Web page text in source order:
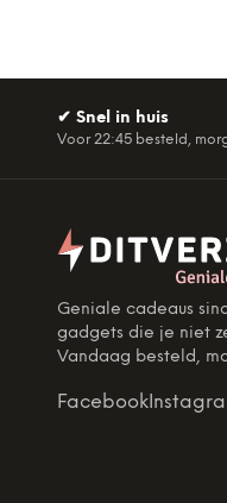
✔ Snel in huis
Voor 22:45 besteld,
Geniale cadeaus
gadgets die je niet
Vandaag besteld,
Facebook